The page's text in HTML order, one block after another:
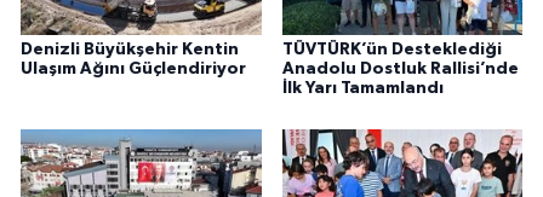
Denizli Büyükşehir Kentin
Ulaşım Ağını Güçlendiriyor
TÜVTÜRK’ün Desteklediği
Anadolu Dostluk Rallisi’nde
İlk Yarı Tamamlandı